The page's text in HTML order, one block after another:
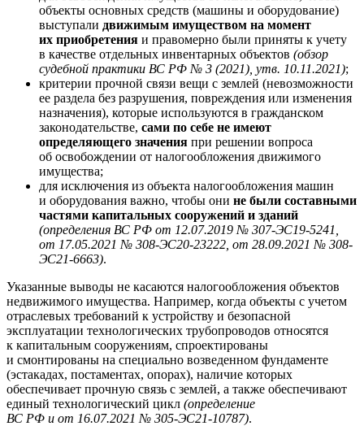
объекты основных средств (машины и оборудование)
выступали движимым имуществом на момент
их приобретения и правомерно были приняты к учету
в качестве отдельных инвентарных объектов (обзор
судебной практики ВС РФ № 3 (2021), утв. 10.11.2021);
критерии прочной связи вещи с землей (невозможности
ее раздела без разрушения, повреждения или изменения
назначения), которые используются в гражданском
законодательстве, сами по себе не имеют
определяющего значения при решении вопроса
об освобождении от налогообложения движимого
имущества;
для исключения из объекта налогообложения машин
и оборудования важно, чтобы они не были составными
частями капитальных сооружений и зданий
(определения ВС РФ от 12.07.2019 № 307-ЭС19-5241,
от 17.05.2021 № 308-ЭС20-23222, от 28.09.2021 № 308-
ЭС21-6663).
Указанные выводы не касаются налогообложения объектов
недвижимого имущества. Например, когда объекты с учетом
отраслевых требований к устройству и безопасной
эксплуатации технологических трубопроводов относятся
к капитальным сооружениям, спроектированы
и смонтированы на специально возведенном фундаменте
(эстакадах, постаментах, опорах), наличие которых
обеспечивает прочную связь с землей, а также обеспечивают
единый технологический цикл (определение
ВС РФ и от 16.07.2021 № 305-ЭС21-10787).